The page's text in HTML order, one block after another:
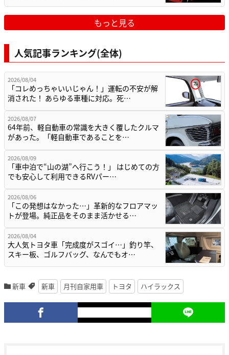
もっと見る
人気記事ランキング(全体)
2026/08/04
「コレめっちゃいいじゃん！」運転の不安が解
消された！ あらゆる車種に対応。死…
2026/08/07
64年前、軽自動車の常識を大きく覆したクルマ
があった。「軽自動車であることを…
2026/08/09
「車中泊で“山の湖”へ行こう！」 はじめての方
でも安心して利用できるRVパー…
2026/08/06
「この発想はなかった…」革新的なフロアマッ
トが登場。純正品をそのまま活かせる…
2026/08/04
大人気トヨタ車「完成度がスゴイ…」釣り竿、
スキー板、ゴルフバッグ、なんでもオ…
新車 新車 月刊自家用車 トヨタ ハイラックス